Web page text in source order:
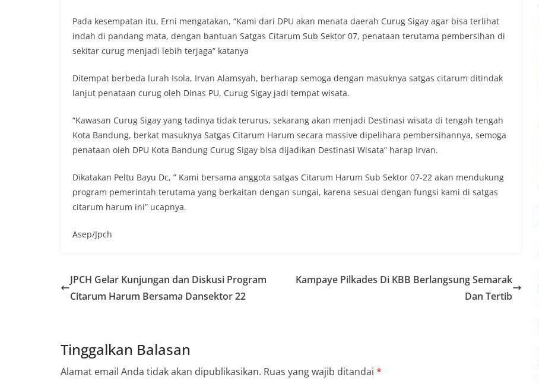
Pada kesempatan itu, Erni mengatakan, “Kami dari DPU akan menata daerah Curug Sigay agar bisa terlihat
indah di pandang mata, dengan bantuan Satgas Citarum Sub Sektor 07, penataan terutama pembersihan di
sekitar curug menjadi lebih terjaga” katanya
Ditempat berbeda lurah Isola, Irvan Alamsyah, berharap semoga dengan masuknya satgas citarum ditindak
lanjut penataan curug oleh Dinas PU, Curug Sigay jadi tempat wisata.
“Kawasan Curug Sigay yang tadinya tidak terurus, sekarang akan menjadi Destinasi wisata di tengah tengah
Kota Bandung, berkat masuknya Satgas Citarum Harum secara massive dipelihara pembersihannya, semoga
penataan oleh DPU Kota Bandung Curug Sigay bisa dijadikan Destinasi Wisata” harap Irvan.
Dikatakan Peltu Bayu Dc, ” Kami bersama anggota satgas Citarum Harum Sub Sektor 07-22 akan mendukung
program pemerintah terutama yang berkaitan dengan sungai, karena sesuai dengan fungsi kami di satgas
citarum harum ini” ucapnya.
Asep/Jpch
JPCH Gelar Kunjungan dan Diskusi Program
Citarum Harum Bersama Dansektor 22
Kampaye Pilkades Di KBB Berlangsung Semarak
Dan Tertib
Tinggalkan Balasan
Alamat email Anda tidak akan dipublikasikan. Ruas yang wajib ditandai *